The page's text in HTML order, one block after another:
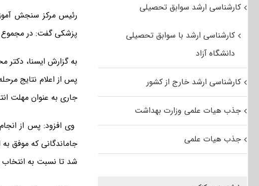
رئیس مرکز سنجش
پزشکی گفت: در مجموع بیش از ۲۵ هزار نفر از داوطلبان این
به گزارش ایسنا،
جاری به عنوان مهلت
وی افزود: پس از
شد تا نسبت به انتخاب
کارشناسی ارشد سوابق تحصیلی
کارشناسی ارشد با سوابق تحصیلی
دانشگاه آزاد
کارشناسی ارشد خارج از کشور
جذب هیات علمی وزارت بهداشت
جذب هیات علمی